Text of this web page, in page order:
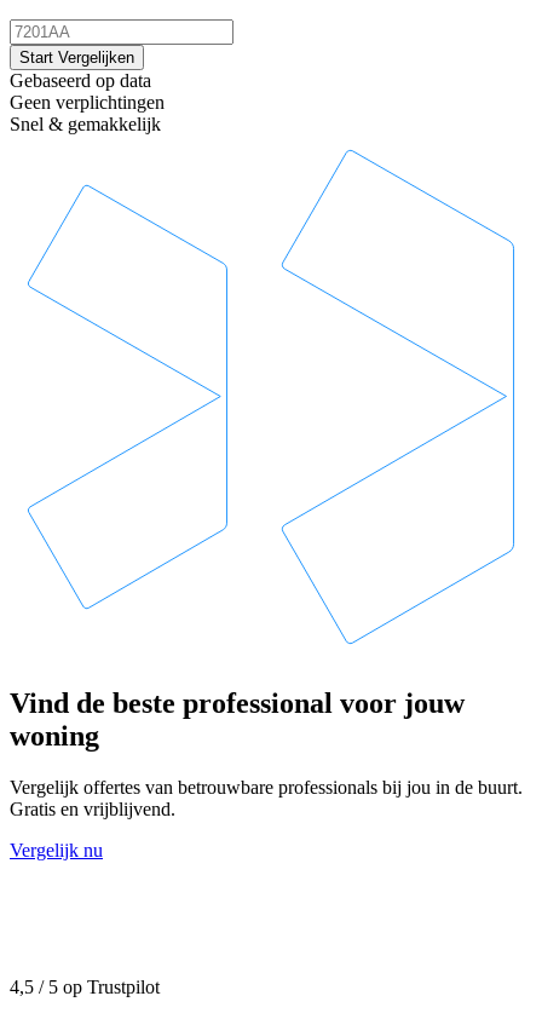
Start Vergelijken
Gebaseerd op data
Geen verplichtingen
Snel & gemakkelijk
Vind de beste professional voor jouw
woning
Vergelijk offertes van betrouwbare professionals bij jou in de buurt.
Gratis en vrijblijvend.
Vergelijk nu
4,5 / 5 op Trustpilot